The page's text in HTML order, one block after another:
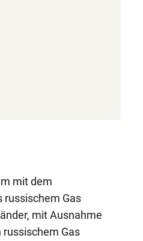
mit dem
russischem Gas
mit Ausnahme
russischem Gas